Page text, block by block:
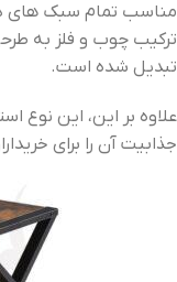
مناسب تمام سبک های
ترکیب چوب و فلز به
تبدیل شده است.
علاوه بر این، این نوع
جذابیت آن را برای